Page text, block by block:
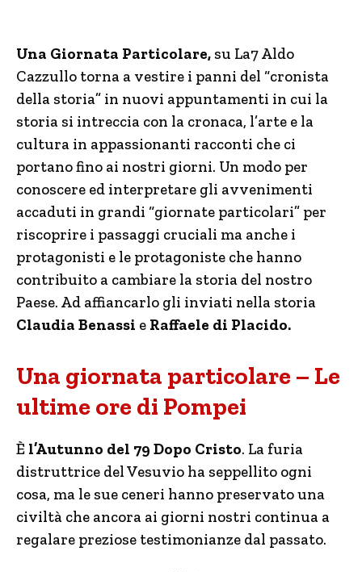
Una Giornata Particolare, su La7 Aldo
Cazzullo torna a vestire i panni del “cronista
della storia” in nuovi appuntamenti in cui la
storia si intreccia con la cronaca, l’arte e la
cultura in appassionanti racconti che ci
portano fino ai nostri giorni. Un modo per
conoscere ed interpretare gli avvenimenti
accaduti in grandi “giornate particolari” per
riscoprire i passaggi cruciali ma anche i
protagonisti e le protagoniste che hanno
contribuito a cambiare la storia del nostro
Paese. Ad affiancarlo gli inviati nella storia
Claudia Benassi e Raffaele di Placido.
Una giornata particolare – Le
ultime ore di Pompei
È l’Autunno del 79 Dopo Cristo. La furia
distruttrice del Vesuvio ha seppellito ogni
cosa, ma le sue ceneri hanno preservato una
civiltà che ancora ai giorni nostri continua a
regalare preziose testimonianze dal passato.